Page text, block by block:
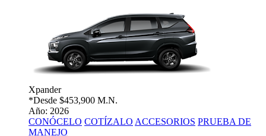
Xpander
*Desde $453,900 M.N.
Año: 2026
CONÓCELO COTÍZALO ACCESORIOS PRUEBA DE
MANEJO